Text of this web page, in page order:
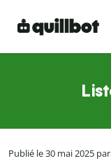
Publié le 30 mai 2025 par